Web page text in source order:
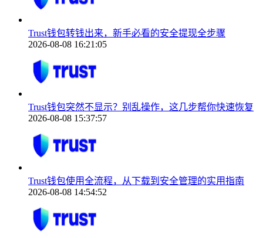
Trust钱包转钱出来，新手必看的安全提现全步骤
2026-08-08 16:21:05
Trust钱包突然不显示？别乱操作，这几步帮你快速恢复
2026-08-08 15:37:57
Trust钱包使用全流程，从下载到安全管理的实用指南
2026-08-08 14:54:52